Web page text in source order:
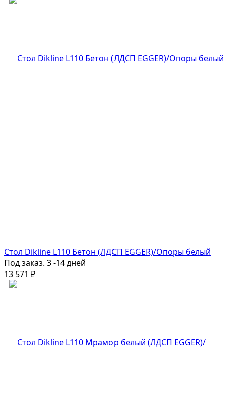
Стол Dikline L110 Бетон (ЛДСП EGGER)/Опоры белый
Под заказ. 3 -14 дней
13 571 ₽